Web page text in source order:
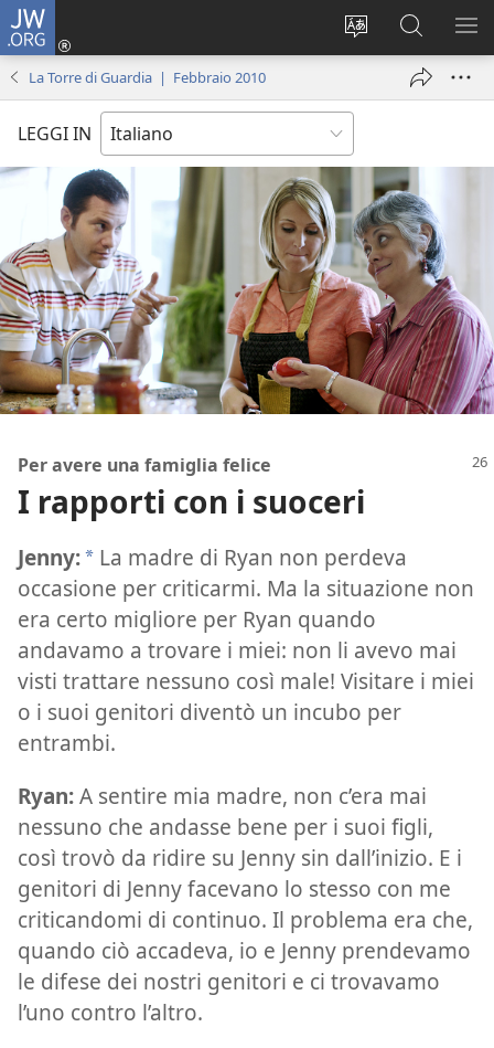
JW.ORG
Modificare
Accedi
(apre
finestra)
Cerca
in
JW.ORG
La Torre di Guardia | Febbraio 2010
LEGGI IN
Per avere una famiglia felice
I rapporti con i suoceri
Jenny:* La madre di Ryan non perdeva
occasione per criticarmi. Ma la situazione non
era certo migliore per Ryan quando
andavamo a trovare i miei: non li avevo mai
visti trattare nessuno così male! Visitare i miei
o i suoi genitori diventò un incubo per
entrambi.
Ryan:A sentire mia madre, non c’era mai
nessuno che andasse bene per i suoi figli,
così trovò da ridire su Jenny sin dall’inizio. E i
genitori di Jenny facevano lo stesso con me
criticandomi di continuo. Il problema era che,
quando ciò accadeva, io e Jenny prendevamo
le difese dei nostri genitori e ci trovavamo
l’uno contro l’altro.